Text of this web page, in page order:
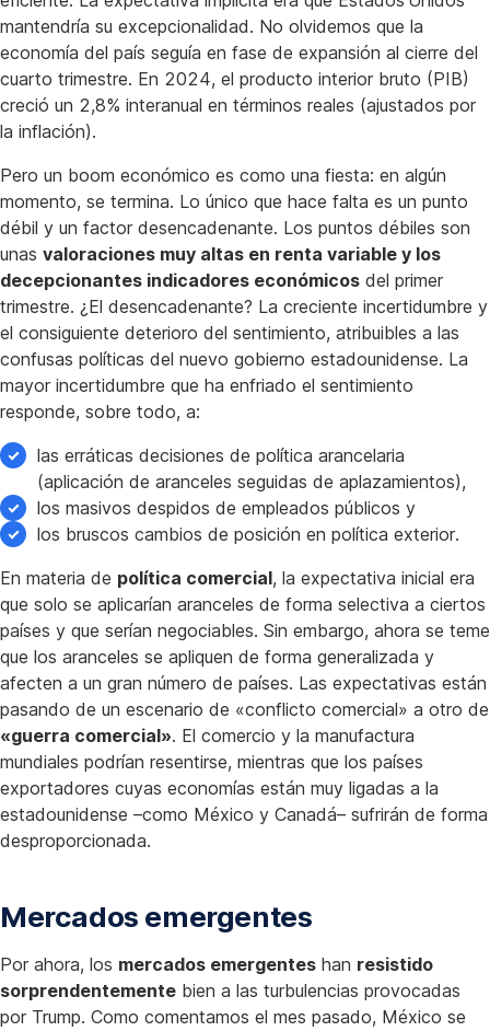
mantendría su excepcionalidad. No olvidemos que la
economía del país seguía en fase de expansión al cierre del
cuarto trimestre. En 2024, el producto interior bruto (PIB)
creció un 2,8% interanual en términos reales (ajustados por
la inflación).
Pero un boom económico es como una fiesta: en algún
momento, se termina. Lo único que hace falta es un punto
débil y un factor desencadenante. Los puntos débiles son
unas valoraciones muy altas en renta variable y los
decepcionantes indicadores económicos del primer
trimestre. ¿El desencadenante? La creciente incertidumbre y
el consiguiente deterioro del sentimiento, atribuibles a las
confusas políticas del nuevo gobierno estadounidense. La
mayor incertidumbre que ha enfriado el sentimiento
responde, sobre todo, a:
las erráticas decisiones de política arancelaria
(aplicación de aranceles seguidas de aplazamientos),
los masivos despidos de empleados públicos y
los bruscos cambios de posición en política exterior.
En materia de política comercial, la expectativa inicial era
que solo se aplicarían aranceles de forma selectiva a ciertos
países y que serían negociables. Sin embargo, ahora se teme
que los aranceles se apliquen de forma generalizada y
afecten a un gran número de países. Las expectativas están
pasando de un escenario de «conflicto comercial» a otro de
«guerra comercial». El comercio y la manufactura
mundiales podrían resentirse, mientras que los países
exportadores cuyas economías están muy ligadas a la
estadounidense –como México y Canadá– sufrirán de forma
desproporcionada.
Mercados emergentes
Por ahora, los mercados emergentes han resistido
sorprendentemente bien a las turbulencias provocadas
por Trump. Como comentamos el mes pasado, México se